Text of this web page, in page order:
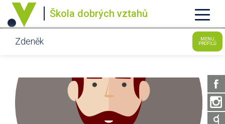
Škola dobrých vztahů
Zdeněk
MENU
PROFILŮ